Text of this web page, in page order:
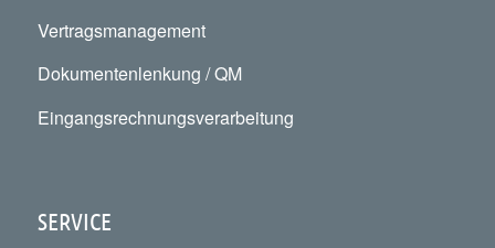
Vertragsmanagement
Dokumentenlenkung / QM
Eingangsrechnungsverarbeitung
SERVICE